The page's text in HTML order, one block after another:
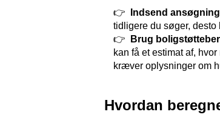
Indsend
tidligere du søger,
Brug
kan få et estimat af,
kræver oplysninger om
Hvordan